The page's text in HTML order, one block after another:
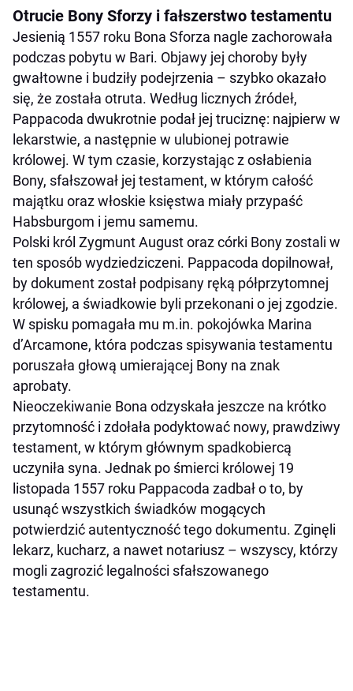
Otrucie Bony Sforzy i fałszerstwo testamentu
Jesienią 1557 roku Bona Sforza nagle zachorowała
podczas pobytu w Bari. Objawy jej choroby były
gwałtowne i budziły podejrzenia – szybko okazało
się, że została otruta. Według licznych źródeł,
Pappacoda dwukrotnie podał jej truciznę: najpierw w
lekarstwie, a następnie w ulubionej potrawie
królowej. W tym czasie, korzystając z osłabienia
Bony, sfałszował jej testament, w którym całość
majątku oraz włoskie księstwa miały przypaść
Habsburgom i jemu samemu.
Polski król Zygmunt August oraz córki Bony zostali w
ten sposób wydziedziczeni. Pappacoda dopilnował,
by dokument został podpisany ręką półprzytomnej
królowej, a świadkowie byli przekonani o jej zgodzie.
W spisku pomagała mu m.in. pokojówka Marina
d’Arcamone, która podczas spisywania testamentu
poruszała głową umierającej Bony na znak
aprobaty.
Nieoczekiwanie Bona odzyskała jeszcze na krótko
przytomność i zdołała podyktować nowy, prawdziwy
testament, w którym głównym spadkobiercą
uczyniła syna. Jednak po śmierci królowej 19
listopada 1557 roku Pappacoda zadbał o to, by
usunąć wszystkich świadków mogących
potwierdzić autentyczność tego dokumentu. Zginęli
lekarz, kucharz, a nawet notariusz – wszyscy, którzy
mogli zagrozić legalności sfałszowanego
testamentu.